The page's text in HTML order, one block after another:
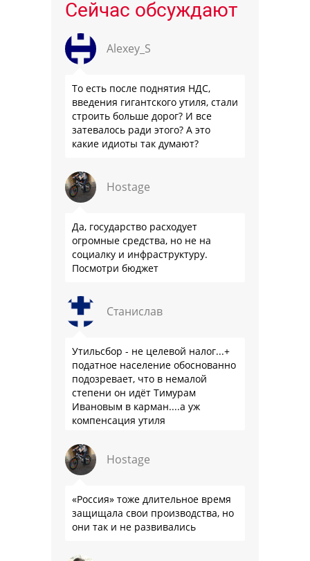
Сейчас обсуждают
Alexey_S
То есть после поднятия НДС,
введения гигантского утиля, стали
строить больше дорог? И все
затевалось ради этого? А это
какие идиоты так думают?
Hostage
Да, государство расходует
огромные средства, но не на
социалку и инфраструктуру.
Посмотри бюджет
Станислав
Утильсбор - не целевой налог...+
податное население обоснованно
подозревает, что в немалой
степени он идёт Тимурам
Ивановым в карман....а уж
компенсация утиля
что прям эталон коррупции
Hostage
«Россия» тоже длительное время
защищала свои производства, но
они так и не развивались